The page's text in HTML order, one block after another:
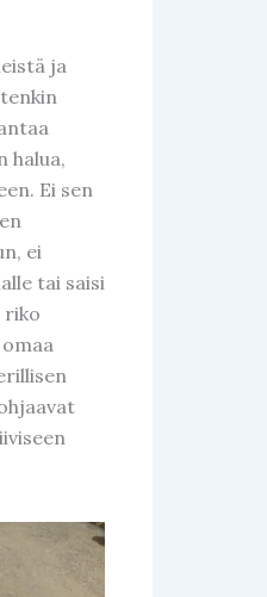
ja
halua,
Ei sen
ei
tai saisi
riko